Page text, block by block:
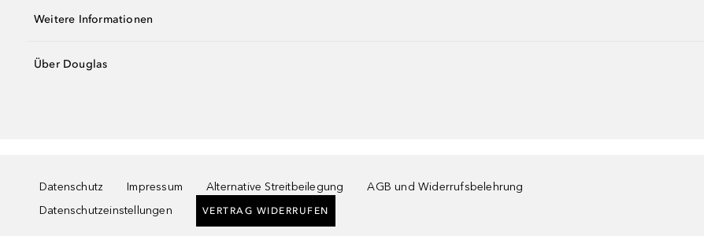
Weitere Informationen
Über Douglas
Datenschutz Impressum Alternative Streitbeilegung
AGB und Widerrufsbelehrung
Datenschutzeinstellungen
VERTRAG WIDERRUFEN